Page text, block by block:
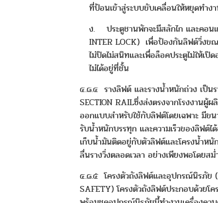
ที่ป้อนเข้าสู่ระบบขับเคลื่อนให้หยุดทำง
ง. ประตูชานพักจะมีสลักไก และคอน
INTER LOCK) เพื่อป้องกันลิฟต์วิ่งข
ไม่ปิดไม่สนิทและเพื่อล็อคประตูไม่ให้เ
ไม่ได้อยู่ที่ชั้น
๔.๘.๔ รางลิฟต์ และรางน้ำหนักถ่วง เป็น
SECTION RAILซึ่งส่งตรงจากโรงงานผู้
ออกแบบสำหรับใช้กับลิฟต์โดยเฉพาะ มีข
รับน้ำหนักบรรทุก และความเร็วของลิฟต์
เก็บน้ำมันติดอยู่กับตัวลิฟต์และโครงน้ำหนั
ลื่นรางวิ่งตลอดเวลา อย่างเพียงพอโดยสม่
๔.๘.๕ โครงตัวถังลิฟต์และอุปกรณ์นิรภัย
SAFETY) โครงตัวถังลิฟต์ประกอบด้วยโค